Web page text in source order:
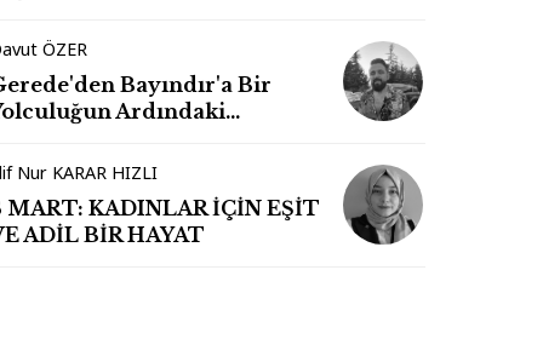
ÖZER
Bayındır'a Bir
Ardındaki
Nur KARAR HIZLI
MART: KADINLAR İÇİN EŞİT
ADİL BİR HAYAT